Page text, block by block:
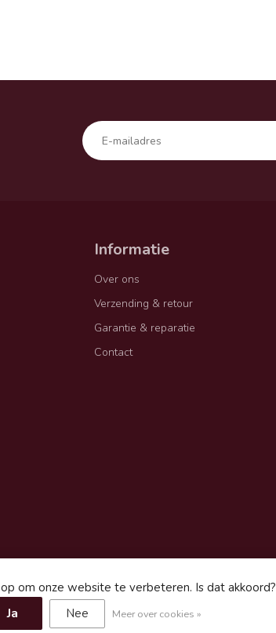
Informatie
Over ons
Verzending & retour
Garantie & reparatie
Contact
Sitemap
om onze website te verbeteren. Is dat akkoord?
Ja Nee Meer over cookies »